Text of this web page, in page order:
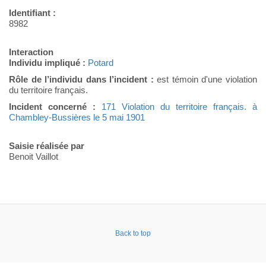
Identifiant :
8982
Interaction
Individu impliqué : Potard
Rôle de l’individu dans l’incident : est témoin d'une violation
du territoire français.
Incident concerné :
171 Violation du territoire français. à
Chambley-Bussières le 5 mai 1901
Saisie réalisée par
Benoit Vaillot
Back to top